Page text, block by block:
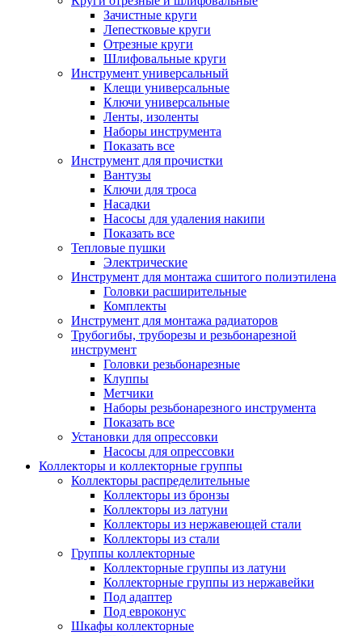
Зачистные круги
Лепестковые круги
Отрезные круги
Шлифовальные круги
Инструмент универсальный
Клещи универсальные
Ключи универсальные
Ленты, изоленты
Наборы инструмента
Показать все
Инструмент для прочистки
Вантузы
Ключи для троса
Насадки
Насосы для удаления накипи
Показать все
Тепловые пушки
Электрические
Инструмент для монтажа сшитого полиэтилена
Головки расширительные
Комплекты
Инструмент для монтажа радиаторов
Трубогибы, труборезы и резьбонарезной
инструмент
Головки резьбонарезные
Клуппы
Метчики
Наборы резьбонарезного инструмента
Показать все
Установки для опрессовки
Насосы для опрессовки
Коллекторы и коллекторные группы
Коллекторы распределительные
Коллекторы из бронзы
Коллекторы из латуни
Коллекторы из нержавеющей стали
Коллекторы из стали
Группы коллекторные
Коллекторные группы из латуни
Коллекторные группы из нержавейки
Под адаптер
Под евроконус
Шкафы коллекторные